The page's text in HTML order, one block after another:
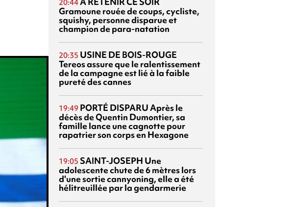
20:44
Gramoune rouée de coups, cycliste,
squishy, personne disparue et
champion de para-natation
20:35 USINE DE BOIS-ROUGE
Tereos assure que le ralentissement
de la campagne est lié à la faible
pureté des cannes
19:49 PORTÉ DISPARUAprès le
décès de Quentin Dumontier, sa
famille lance une cagnotte pour
rapatrier son corps en Hexagone
19:05 SAINT-JOSEPH Une
adolescente chute de 6 mètres lors
d'une sortie cannyoning, elle a été
hélitreuillée par la gendarmerie